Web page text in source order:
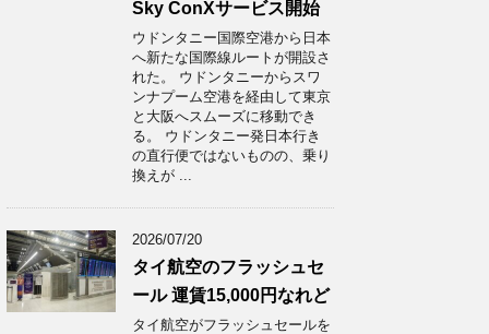
Sky ConXサービス開始
ウドンタニー国際空港から日本
へ新たな国際線ルートが開設さ
れた。 ウドンタニーからスワ
ンナプーム空港を経由して東京
と大阪へスムーズに移動でき
る。 ウドンタニー発日本行き
の直行便ではないものの、乗り
換えが ...
2026/07/20
タイ航空のフラッシュセ
ール 運賃15,000円なれど
タイ航空がフラッシュセールを